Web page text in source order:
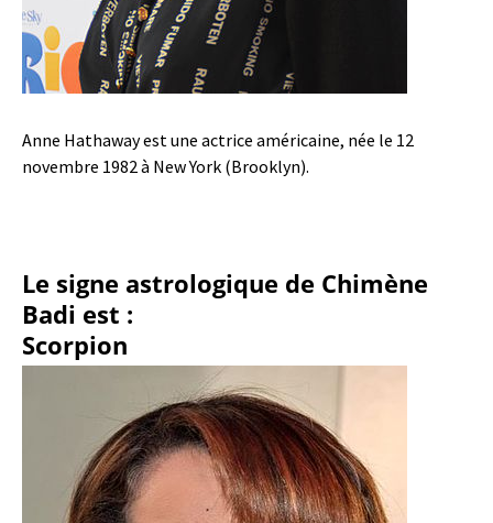
Anne Hathaway est une actrice américaine, née le 12
novembre 1982 à New York (Brooklyn).
Le signe astrologique de Chimène
Badi est :
Scorpion